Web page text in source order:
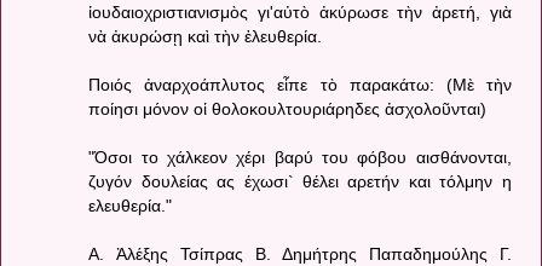
ἰουδαιοχριστιανισμὸς γι'αὐτὸ ἀκύρωσε τὴν ἀρετή, γιὰ
νὰ ἀκυρώσῃ καὶ τὴν ἐλευθερία.
Ποιός ἀναρχοάπλυτος εἶπε τὸ παρακάτω: (Μὲ τὴν
ποίησι μόνον οἱ θολοκουλτουριάρηδες ἀσχολοῦνται)
"Όσοι το χάλκεον χέρι βαρύ του φόβου αισθάνονται,
ζυγόν δουλείας ας έχωσι` θέλει αρετήν και τόλμην η
ελευθερία."
Α. Ἀλέξης Τσίπρας Β. Δημήτρης Παπαδημούλης Γ.